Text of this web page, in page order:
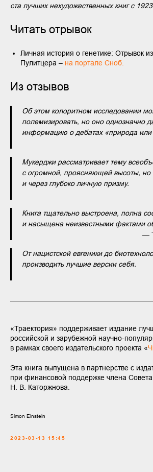
ста лучших нехудожественных книг с
Читать отрывок
Личная история о генетике: Отрывок
Пулитцера – на портале Сноб.
Из отзывов
Об этом колоритном исследовании
полемизировать, но оно однозначно
информацию о дебатах «природа или
Мукерджи рассматривает тему
с огромной, проясняющей высоты, но
и через глубоко личную призму.
Книга тщательно выстроена, полна
и насыщена неизвестными фактами
—
От нацистской евгеники до
производить лучшие версии себя.
«Траектория» поддерживает издание
российской и зарубежной научно-
в рамках своего издательского проекта «
Эта книга выпущена в партнерстве с
при финансовой поддержке члена
Н. В. Каторжнова.
Simon Einstein
2023-03-13 15:45